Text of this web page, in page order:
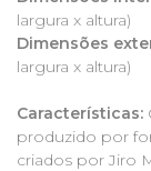
largura x altura)
Dimensões
largura x altura)
Características:
produzido por
criados por Jiro